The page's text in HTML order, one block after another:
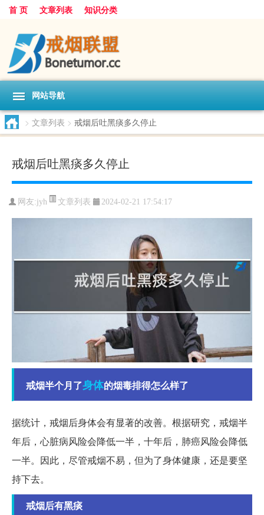
首 页 文章列表 知识分类
网站导航
> 文章列表 > 戒烟后吐黑痰多久停止
戒烟后吐黑痰多久停止
网友:jyh 文章列表 2024-02-21 17:54:17
戒烟半个月了身体的烟毒排得怎么样了
据统计，戒烟后身体会有显著的改善。根据研究，戒烟半
年后，心脏病风险会降低一半，十年后，肺癌风险会降低
一半。因此，尽管戒烟不易，但为了身体健康，还是要坚
持下去。
戒烟后有黑痰